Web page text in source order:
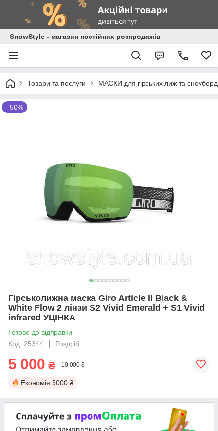
SnowStyle - магазин постійних розпродажів
Товари та послуги МАСКИ для гірських лиж та
–50%
Гірськолижна маска Giro Article II Black &
White Flow 2 лінзи S2 Vivid Emerald + S1 Vivid
infrared УЦІНКА
Готово до відправки
Код: 25344
Роздріб
5 000 ₴ 10 000 ₴
Економія 5000 ₴